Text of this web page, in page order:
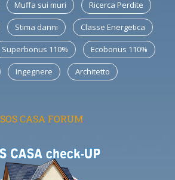
Muffa sui muri Ricerca Perdite
Stima danni Classe Energetica
Superbonus 110% Ecobonus 110%
Ingegnere Architetto
SOS CASA FORUM